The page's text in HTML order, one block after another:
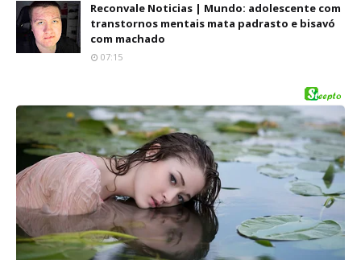
Reconvale Noticias | Mundo: adolescente com
transtornos mentais mata padrasto e bisavó
com machado
07:15